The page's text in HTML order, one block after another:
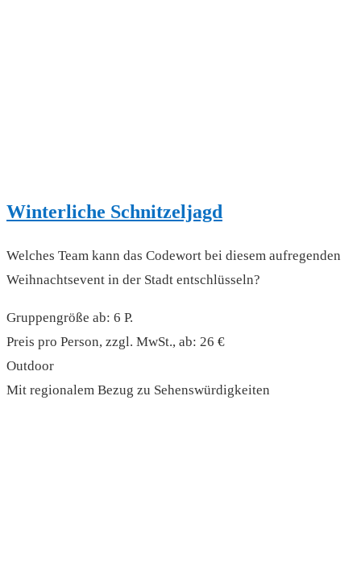
Winterliche Schnitzeljagd
Welches Team kann das Codewort bei diesem aufregenden
Weihnachtsevent in der Stadt entschlüsseln?
Gruppengröße ab: 6 P.
Preis pro Person, zzgl. MwSt., ab: 26 €
Outdoor
Mit regionalem Bezug zu Sehenswürdigkeiten